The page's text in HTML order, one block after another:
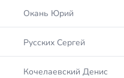
Окань Юрий
Русских Сергей
Кочелаевский Денис